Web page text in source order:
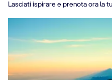
Lasciati ispirare e prenota ora la